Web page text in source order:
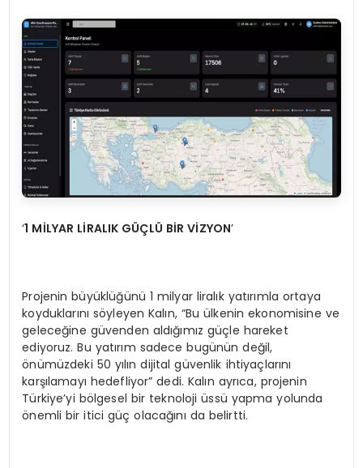
‘1 MİLYAR LİRALIK GÜÇLÜ BİR VİZYON’
Projenin büyüklüğünü 1 milyar liralık yatırımla ortaya
koyduklarını söyleyen Kalın, “Bu ülkenin ekonomisine ve
geleceğine güvenden aldığımız güçle hareket
ediyoruz. Bu yatırım sadece bugünün değil,
önümüzdeki 50 yılın dijital güvenlik ihtiyaçlarını
karşılamayı hedefliyor” dedi. Kalın ayrıca, projenin
Türkiye’yi bölgesel bir teknoloji üssü yapma yolunda
önemli bir itici güç olacağını da belirtti.